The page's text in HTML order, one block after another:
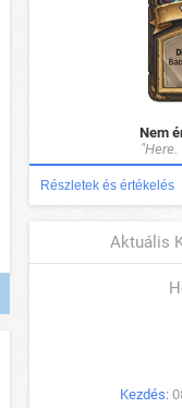
Nem
"Here.
Részletek és értékelés
Aktuális
Kezdés: